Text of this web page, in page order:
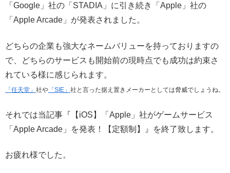
「Google」社の「STADIA」に引き続き「Apple」社の
「Apple Arcade」が発表されました。
どちらの企業も強大なネームバリューを持っておりますの
で、どちらのサービスも開始前の現時点でも成功は約束さ
れている様に感じられます。
「任天堂」 社や 「SIE」 社と言った据え置きメーカーとしては脅威でしょうね。
それでは当記事『【iOS】「Apple」社がゲームサービス
「Apple Arcade」を発表！【定額制】』を終了致します。
お疲れ様でした。